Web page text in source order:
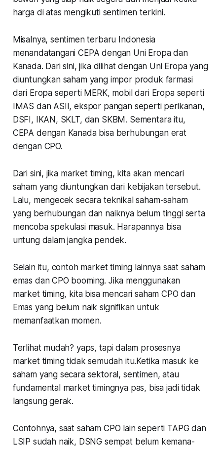
harga di atas mengikuti sentimen terkini.
Misalnya, sentimen terbaru Indonesia
menandatangani CEPA dengan Uni Eropa dan
Kanada. Dari sini, jika dilihat dengan Uni Eropa yang
diuntungkan saham yang impor produk farmasi
dari Eropa seperti MERK, mobil dari Eropa seperti
IMAS dan ASII, ekspor pangan seperti perikanan,
DSFI, IKAN, SKLT, dan SKBM. Sementara itu,
CEPA dengan Kanada bisa berhubungan erat
dengan CPO.
Dari sini, jika market timing, kita akan mencari
saham yang diuntungkan dari kebijakan tersebut.
Lalu, mengecek secara teknikal saham-saham
yang berhubungan dan naiknya belum tinggi serta
mencoba spekulasi masuk. Harapannya bisa
untung dalam jangka pendek.
Selain itu, contoh market timing lainnya saat saham
emas dan CPO booming. Jika menggunakan
market timing, kita bisa mencari saham CPO dan
Emas yang belum naik signifikan untuk
memanfaatkan momen.
Terlihat mudah? yaps, tapi dalam prosesnya
market timing tidak semudah itu.Ketika masuk ke
saham yang secara sektoral, sentimen, atau
fundamental market timingnya pas, bisa jadi tidak
langsung gerak.
Contohnya, saat saham CPO lain seperti TAPG dan
LSIP sudah naik, DSNG sempat belum kemana-